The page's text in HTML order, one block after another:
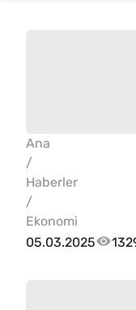
Ana
/
Haberler
/
Ekonomi
05.03.2025